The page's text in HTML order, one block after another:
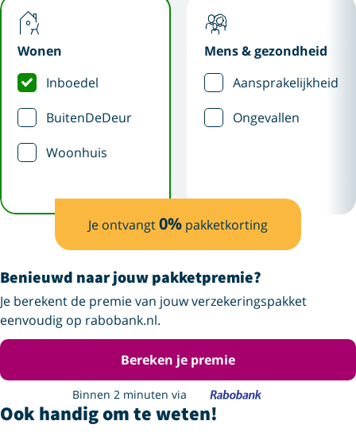
Wonen
Inboedel
BuitenDeDeur
Woonhuis
Mens & gezondheid
Aansprakelijkheid
Ongevallen
Je ontvangt0% pakketkorting
Benieuwd naar jouw pakketpremie?
Je berekent de premie van jouw verzekeringspakket
eenvoudig op rabobank.nl.
Bereken je premie
Binnen 2 minuten via
Ook handig om te weten!